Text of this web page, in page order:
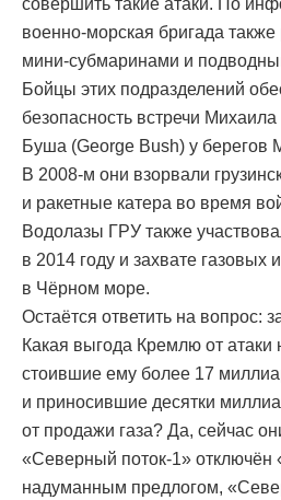
совершить такие атаки. По
военно-морская бригада также
мини-субмаринами и
Бойцы этих подразделений
безопасность встречи
Буша (George Bush) у берегов
В 2008-м они взорвали
и ракетные катера во время
Водолазы ГРУ также
в 2014 году и захвате
в Чёрном море.
Остаётся ответить на вопрос:
Какая выгода Кремлю от атаки
стоившие ему более 17
и приносившие десятки
от продажи газа? Да, сейчас
«Северный поток-1» отключён
надуманным предлогом,